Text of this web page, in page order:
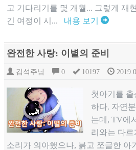
고 기다리기를 몇 개월... 그렇게 재
긴 여정이 시... 내용 보기
완전한 사랑: 이별의 준비
김석주님 0 10197
첫아기를
하다. 자연
는데, TV에
리와는 다
소리가 의아했으나, 붉고 쪼글한 아